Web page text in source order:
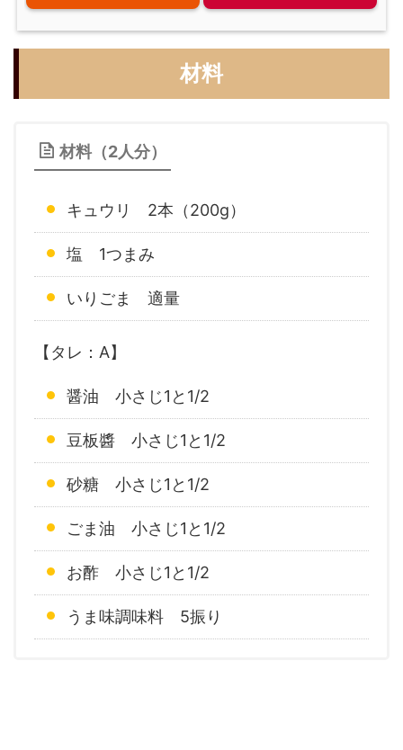
材料
材料（2人分）
キュウリ 2本（200g）
塩 1つまみ
いりごま 適量
【タレ：A】
醤油 小さじ1と1/2
豆板醬 小さじ1と1/2
砂糖 小さじ1と1/2
ごま油 小さじ1と1/2
お酢 小さじ1と1/2
うま味調味料 5振り